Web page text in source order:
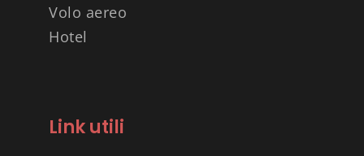
Volo aereo
Hotel
Link utili